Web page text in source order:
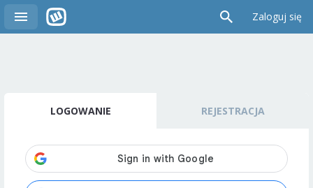
Zaloguj się
LOGOWANIE REJESTRACJA